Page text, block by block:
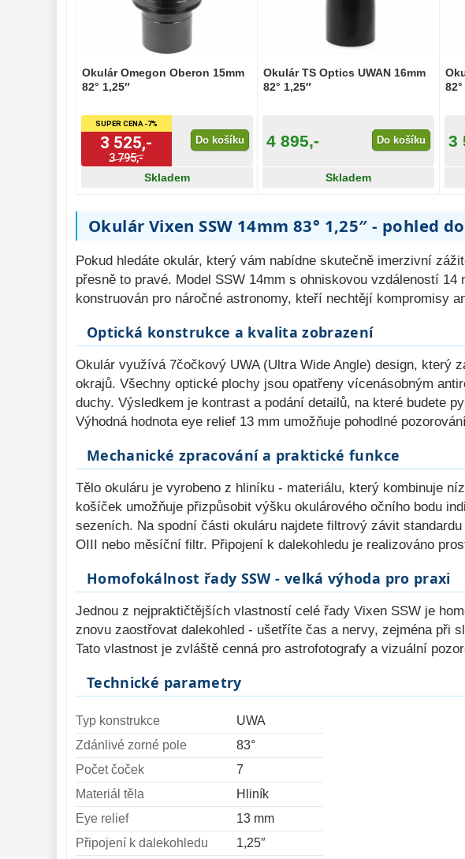
dalekohledy
50
Binokulární
Dálkoměry a Noční
Mikroskopy 76
Příslušenství
mikroskopů
Foto stativy 10
Ostatní 179
Bazar 11
Okulár Omegon Oberon 15mm
82° 1,25″
SUPER CENA -7%
3 525,-
3 795,-
Do košíku
Skladem
Okulár TS Optics UWAN 16mm
82° 1,25″
4 895,- Do košíku
Skladem
3
Okulár Vixen SSW 14mm 83° 1,25″ - pohled
Pokud hledáte okulár, který vám nabídne skutečně imerzivní
přesně to pravé. Model SSW 14mm s ohniskovou vzdáleností 14
konstruován pro náročné astronomy, kteří nechtějí kompromisy
Optická konstrukce a kvalita zobrazení
Okulár využívá 7čočkový UWA (Ultra Wide Angle) design, který
okrajů. Všechny optické plochy jsou opatřeny vícenásobným
duchy. Výsledkem je kontrast a podání detailů, na které budete
Výhodná hodnota eye relief 13 mm umožňuje pohodlné
Mechanické zpracování a praktické funkce
Tělo okuláru je vyrobeno z hliníku - materiálu, který kombinuje
košíček umožňuje přizpůsobit výšku okulárového očního bodu
sezeních. Na spodní části okuláru najdete filtrový závit
OIII nebo měsíční filtr. Připojení k dalekohledu je realizováno
Homofokálnost řady SSW - velká výhoda pro praxi
Jednou z nejpraktičtějších vlastností celé řady Vixen SSW je
znovu zaostřovat dalekohled - ušetříte čas a nervy, zejména při
Tato vlastnost je zvláště cenná pro astrofotografy a vizuální
Technické parametry
Typ konstrukce
UWA
Zdánlivé zorné pole
83°
Počet čoček
7
Materiál těla
Hliník
Eye relief
13 mm
Připojení k dalekohledu
1,25″